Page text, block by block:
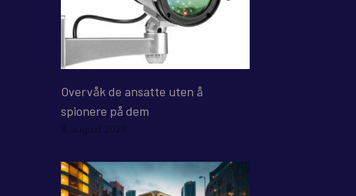
Overvåk de ansatte uten å
spionere på dem
8. august 2026